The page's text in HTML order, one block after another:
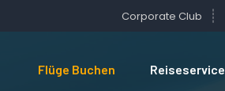
Corporate Club
Flüge Buchen Reiseservice